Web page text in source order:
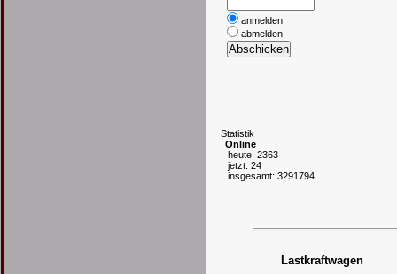
anmelden
abmelden
Statistik
Online
heute: 2363
jetzt: 24
insgesamt: 3291794
Lastkraftwagen